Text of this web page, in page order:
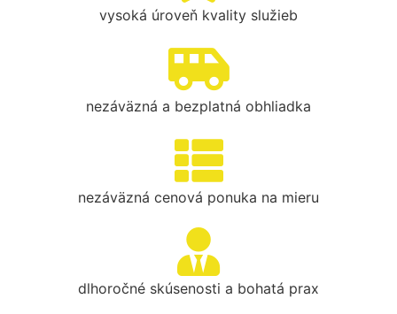
vysoká úroveň kvality služieb
nezáväzná a bezplatná obhliadka
nezáväzná cenová ponuka na mieru
dlhoročné skúsenosti a bohatá prax